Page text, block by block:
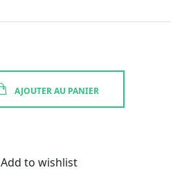
AJOUTER AU PANIER
Add to wishlist